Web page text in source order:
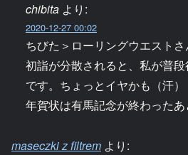
chibita より:
2020-12-27 00:02
ちびた＞ローリングウエストさ
初詣が分散されると、私が普
です。ちょっとイヤかも（汗）
年賀状は有馬記念が終わったあ
maseczki z filtrem より: